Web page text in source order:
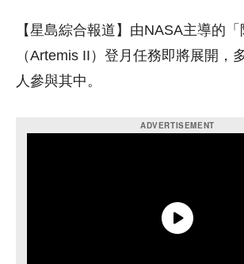
【星島綜合報道】由NASA主導的「
（Artemis II）登月任務即將展開，
人參與其中。